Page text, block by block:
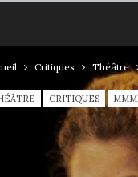
Critiques Théâtre
CRITIQUES MMM